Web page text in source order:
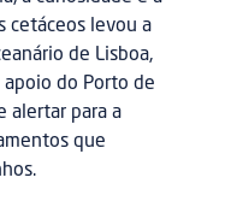
cetáceos levou a
de Lisboa,
do Porto de
alertar para a
que